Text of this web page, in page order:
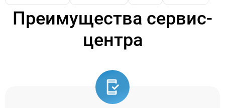
Преимущества сервис-
центра